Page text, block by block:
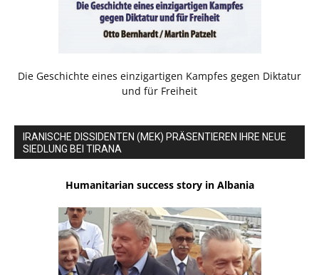
Die Geschichte eines einzigartigen Kampfes gegen Diktatur
und für Freiheit
IRANISCHE DISSIDENTEN (MEK) PRÄSENTIEREN IHRE NEUE
SIEDLUNG BEI TIRANA
Humanitarian success story in Albania